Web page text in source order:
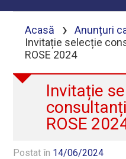
Acasă › Anunțuri
Invitație selecție
ROSE 2024
Invitație
ROSE
Postat în 14/06/2024